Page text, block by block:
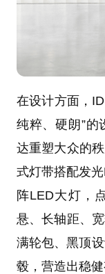
在设计方面，
纯粹、硬朗”的
达重塑大众的
式灯带搭配发
阵LED大灯，
悬、长轴距、
满轮包、黑顶
毂，营造出稳健